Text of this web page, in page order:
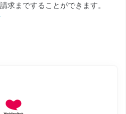
求まですることができます。